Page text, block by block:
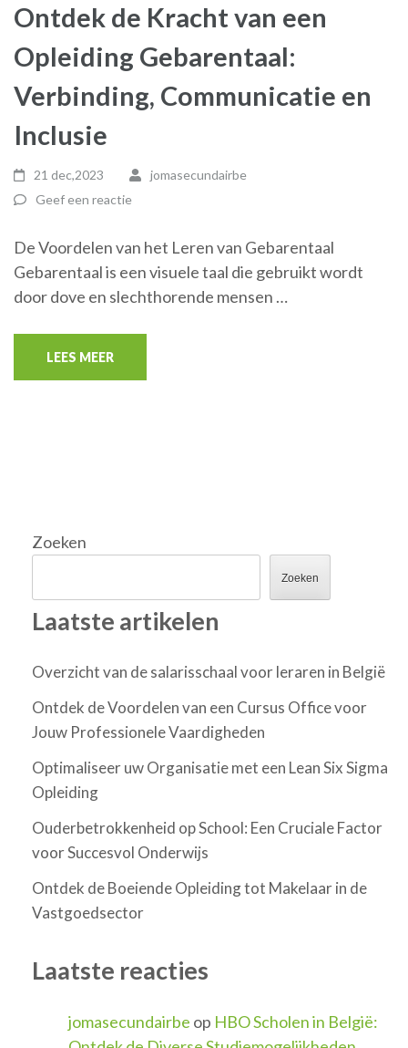
Ontdek de Kracht van een
Opleiding Gebarentaal:
Verbinding, Communicatie en
Inclusie
21 dec,2023
jomasecundairbe
Geef een reactie
De Voordelen van het Leren van Gebarentaal
Gebarentaal is een visuele taal die gebruikt wordt
door dove en slechthorende mensen …
LEES MEER
Zoeken
Zoeken
Laatste artikelen
Overzicht van de salarisschaal voor leraren in België
Ontdek de Voordelen van een Cursus Office voor
Jouw Professionele Vaardigheden
Optimaliseer uw Organisatie met een Lean Six Sigma
Opleiding
Ouderbetrokkenheid op School: Een Cruciale Factor
voor Succesvol Onderwijs
Ontdek de Boeiende Opleiding tot Makelaar in de
Vastgoedsector
Laatste reacties
jomasecundairbe op HBO Scholen in België: